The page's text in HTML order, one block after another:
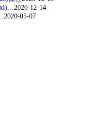
2020-12-14
2020-05-07